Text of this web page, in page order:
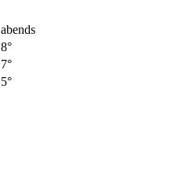
abends
8°
7°
5°